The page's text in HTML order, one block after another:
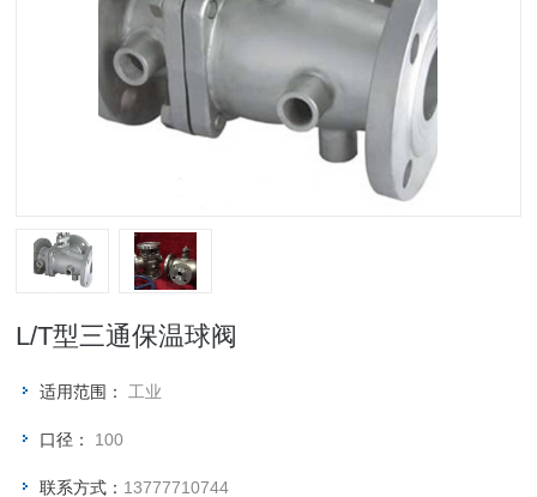
L/T型三通保温球阀
适用范围： 工业
口径： 100
联系方式： 13777710744